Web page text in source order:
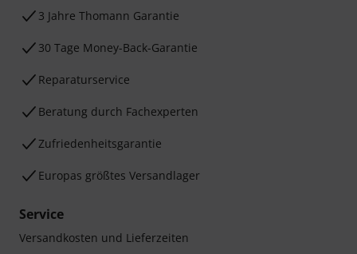
3 Jahre Thomann Garantie
30 Tage Money-Back-Garantie
Reparaturservice
Beratung durch Fachexperten
Zufriedenheitsgarantie
Europas größtes Versandlager
Service
Versandkosten und Lieferzeiten